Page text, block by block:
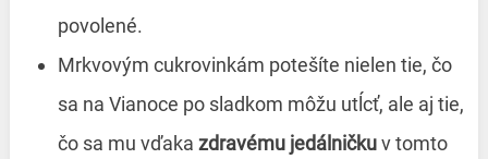
povolené.
Mrkvovým cukrovinkám potešíte nielen tie, čo
sa na Vianoce po sladkom môžu utĺcť, ale aj tie,
čo sa mu vďaka zdravému jedálničkuv tomto